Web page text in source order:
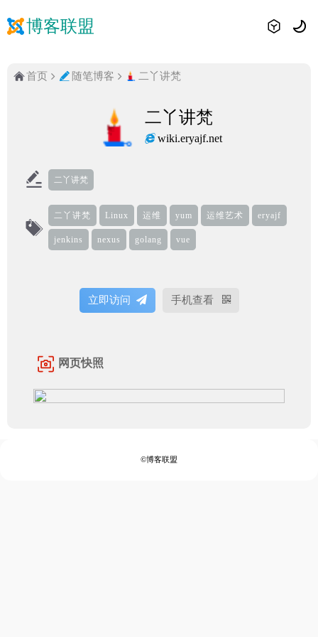
博客联盟
首页 随笔博客 二丫讲梵
二丫讲梵
wiki.eryajf.net
二丫讲梵
二丫讲梵 Linux 运维 yum 运维艺术 eryajf
jenkins nexus golang vue
立即访问 手机查看
网页快照
©博客联盟